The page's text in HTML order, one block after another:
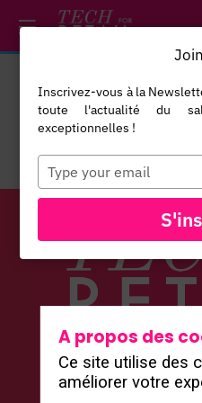
Le
A propos des
Ce site utilise des
améliorer votre
*/
Inscrivez-vous à la
toute l'actualité du
exceptionnelles !
Type
your
email